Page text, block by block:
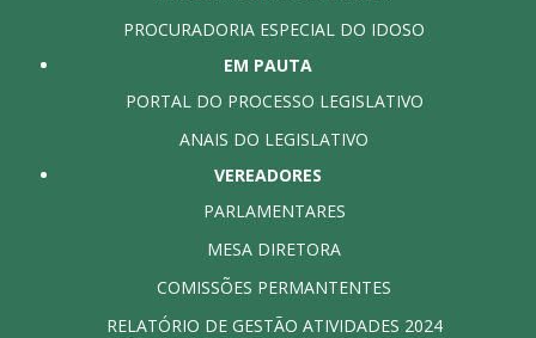
PROCURADORIA ESPECIAL DO IDOSO
EM PAUTA
PORTAL DO PROCESSO LEGISLATIVO
ANAIS DO LEGISLATIVO
VEREADORES
PARLAMENTARES
MESA DIRETORA
COMISSÕES PERMANTENTES
RELATÓRIO DE GESTÃO ATIVIDADES 2024